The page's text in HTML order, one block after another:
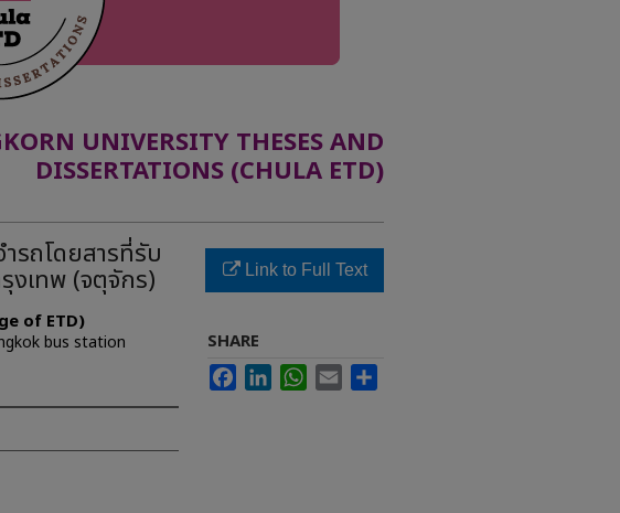
UNIVERSITY THESES AND
DISSERTATIONS (CHULA ETD)
รถโดยสารที่รับ
งเทพ (จตุจักร)
of ETD)
bus station
Link to Full Text
SHARE
FacebookLinkedInWhatsApp
Email